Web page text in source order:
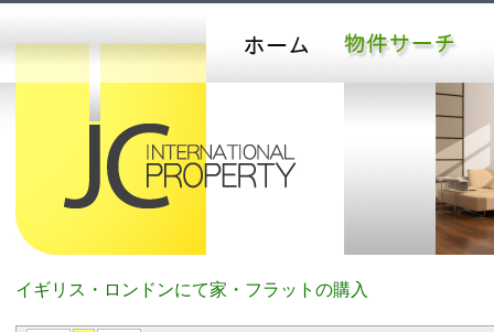
イギリス・ロンドンにて家・フラットの購入